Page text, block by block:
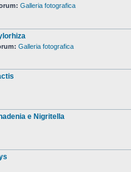
Galleria fotografica
Galleria fotografica
e Nigritella